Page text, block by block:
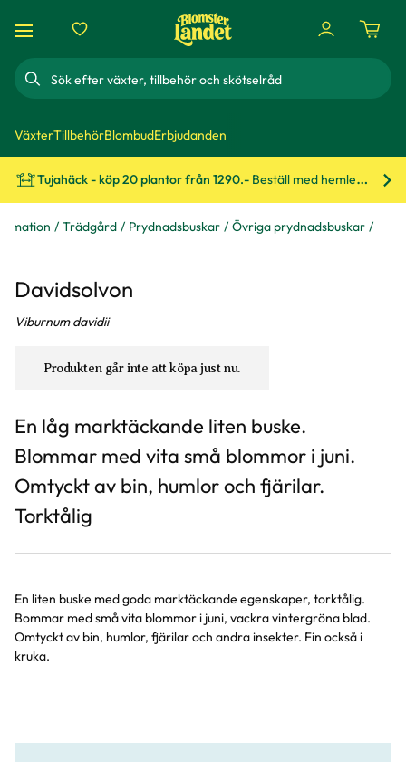
Sök
VäxterTillbehörBlombudErbjudanden
Tujahäck - köp 20 plantor från 1290.- Beställ med hemleverans!
Trädgård Prydnadsbuskar Övriga prydnadsbuskar
Davidsolvon
Viburnum davidii
Produkten går inte att köpa just nu.
En låg marktäckande liten buske.
Blommar med vita små blommor i juni.
Omtyckt av bin, humlor och fjärilar.
Torktålig
En liten buske med goda marktäckande egenskaper, torktålig.
Bommar med små vita blommor i juni, vackra vintergröna blad.
Omtyckt av bin, humlor, fjärilar och andra insekter. Fin också i
kruka.